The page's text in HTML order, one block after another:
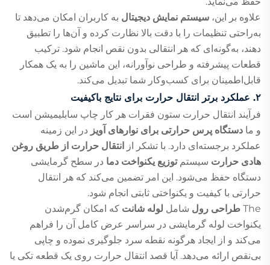
علاوه بر این، سیستم نمایش دیجیتال به کاربران امکان می‌دهد تا
به‌راحتی تنظیمات را با دقت بالا نظارت کرده و آن‌ها را تطبیق
دهند، به‌گونه‌ای که هر انتقالی بدون نقص انجام شود. ترکیب
قطعات پیشرفته و طراحی نوآورانه، این ماشین را به یک همکار
قابل‌اطمینان برای کسب‌وکار شما تبدیل می‌کند.
۲. عملکرد برتر انتقال حرارت برای نتایج باکیفیت
فرآیند انتقال حرارت ستون فقرات هر کار چاپ سابلیمیشن است
و ما دستگاه پرس حرارتی برای نوارهای آویز در این زمینه
عملکرد برجسته‌ای دارد. با تشکر از انتقال حرارت از طریق روغن
هادی حرارت سیستمتوزیع یکنواخت دما در سطح گرمایشی
دستگاه حفظ می‌شود. این امر تضمین می‌کند که هر انتقال
حرارتی با کیفیت و یکنواختی ثابتی انجام شود.
The طراحی رول شامل لوله شانت که امکان گرم‌شدن
یکنواخت لوله گرمایشی در سراسر عرض کامل آن را فراهم
می‌کند و از ایجاد هرگونه نقطه سرد جلوگیری نموده و چاپی
بی‌نقص ارائه می‌دهد. آیا قصد انتقال حرارت روی یک قطعه تکی یا